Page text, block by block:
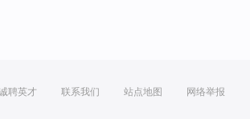
聘英才 联系我们 站点地图 网络举报